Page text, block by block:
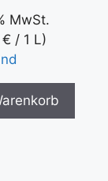
MwSt.
€ / 1 L)